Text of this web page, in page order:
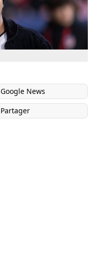
Google News
Partager